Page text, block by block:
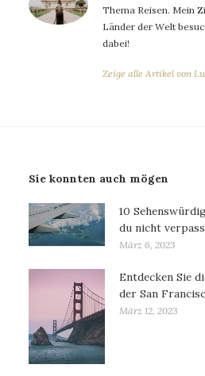
Thema Reisen. Mein
Länder der Welt
dabei!
Zeige alle Artikel von
Sie konnten auch mögen
10
du nicht
März 6, 2023
Entdecken Sie
der San
März 12, 2023